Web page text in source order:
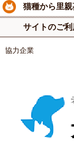
猫種から里
サイトのご
協力企業